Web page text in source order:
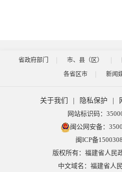
省政府部门 市、县（区）
各省区市
新闻
关于我们 隐私保护
网站标识码：
闽公网安备：
闽ICP备
版权所有：福建省人民
中文域名：福建省人